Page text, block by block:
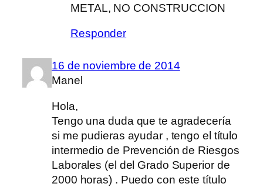
METAL, NO CONSTRUCCION
Responder
16 de noviembre de 2014
Manel
Hola,
Tengo una duda que te agradecería
si me pudieras ayudar , tengo el título
intermedio de Prevención de Riesgos
Laborales (el del Grado Superior de
2000 horas) . Puedo con este título